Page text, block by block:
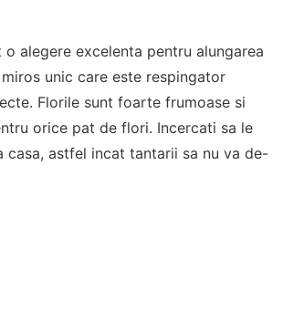
o alegere excelenta pentru alungarea
unic care este respingator
Florile sunt foarte frumoase si
orice pat de flori. Incercati sa le
casa, astfel incat tantarii sa nu va de-